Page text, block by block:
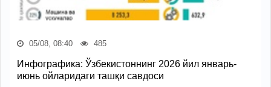
05/08, 08:40 485
Инфографика: Ўзбекистоннинг 2026 йил январь-
июнь ойларидаги ташқи савдоси